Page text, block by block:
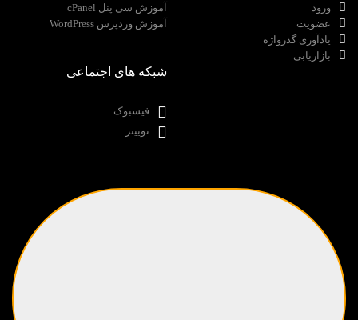
ورود
عضویت
یادآوری گذرواژه
بازاریابی
آموزش سی پنل cPanel
آموزش وردپرس WordPress
شبکه های اجتماعی
فیسبوک
توییتر